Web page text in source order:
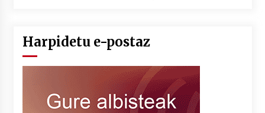
Harpidetu e-postaz